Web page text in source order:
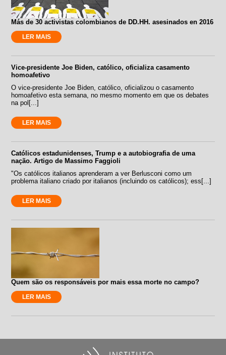
Más de 30 activistas colombianos de DD.HH. asesinados en 2016
LER MAIS
Vice-presidente Joe Biden, católico, oficializa casamento
homoafetivo
O vice-presidente Joe Biden, católico, oficializou o casamento
homoafetivo esta semana, no mesmo momento em que os debates
na pol[...]
LER MAIS
Católicos estadunidenses, Trump e a autobiografia de uma
nação. Artigo de Massimo Faggioli
"Os católicos italianos aprenderam a ver Berlusconi como um
problema italiano criado por italianos (incluindo os católicos); ess[...]
LER MAIS
Quem são os responsáveis por mais essa morte no campo?
LER MAIS